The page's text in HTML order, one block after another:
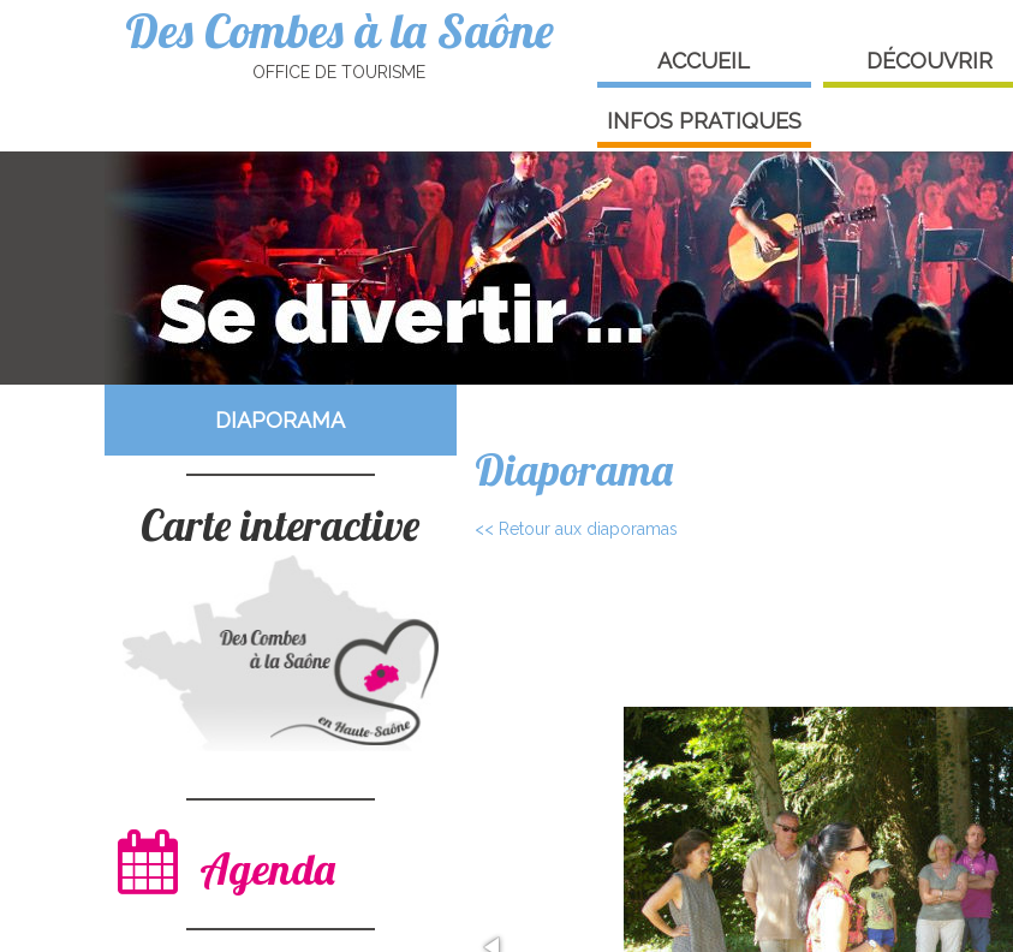
Des Combes à la Saône
OFFICE DE TOURISME ACCUEIL DÉCOUVRIR
INFOS PRATIQUES
Diaporama
<< Retour aux diaporamas
DIAPORAMA
Carte interactive
Agenda
Cookies management panel